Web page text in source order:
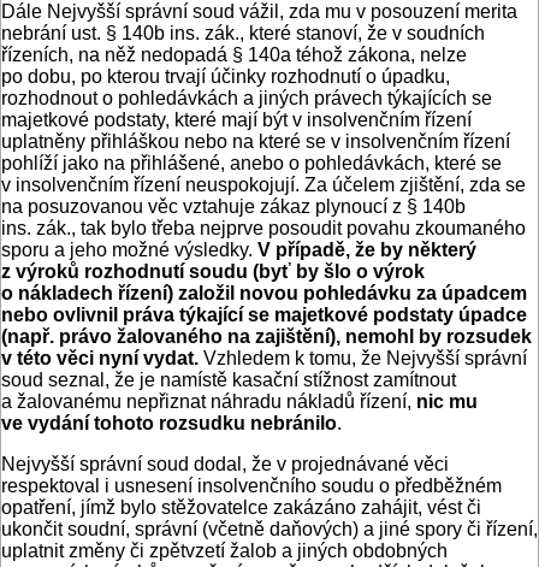
Dále Nejvyšší správní soud vážil, zda mu v posouzení merita
nebrání ust. § 140b ins. zák., které stanoví, že v soudních
řízeních, na něž nedopadá § 140a téhož zákona, nelze
po dobu, po kterou trvají účinky rozhodnutí o úpadku,
rozhodnout o pohledávkách a jiných právech týkajících se
majetkové podstaty, které mají být v insolvenčním řízení
uplatněny přihláškou nebo na které se v insolvenčním řízení
pohlíží jako na přihlášené, anebo o pohledávkách, které se
v insolven­čním řízení neuspokojují. Za účelem zjištění, zda se
na posuzovanou věc vztahuje zákaz plynoucí z § 140b
ins. zák., tak bylo třeba nejprve posoudit povahu zkoumaného
sporu a jeho možné výsledky. V případě, že by některý
z výroků rozhodnutí soudu (byť by šlo o výrok
o nákladech řízení) založil novou pohledávku za úpadcem
nebo ovlivnil práva týkající se majetkové podstaty úpadce
(např. právo žalovaného na zajištění), nemohl by rozsudek
v této věci nyní vydat. Vzhledem k tomu, že Nejvyšší správní
soud seznal, že je namístě kasační stížnost zamítnout
a žalovanému nepřiznat náhradu nákladů řízení, nic mu
ve vydání tohoto rozsudku nebránilo.
Nejvyšší správní soud dodal, že v projednávané věci
respektoval i usnesení insolvenčního soudu o předběžném
opatření, jímž bylo stěžovatelce zakázáno zahájit, vést či
ukončit soudní, správní (včetně daňových) a jiné spory či řízení,
uplatnit změny či zpětvzetí žalob a jiných obdobných